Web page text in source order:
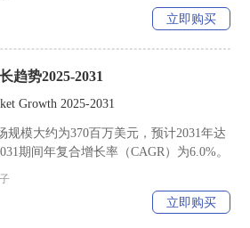
立即购买
趋势2025-2031
Growth 2025-2031
规模大约为370百万美元，预计2031年达
期间年复合增长率（CAGR）为6.0%。
立即购买